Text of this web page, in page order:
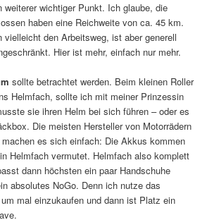
weiterer wichtiger Punkt. Ich glaube, die
haben eine Reichweite von ca. 45 km.
vielleicht den Arbeitsweg, ist aber generell
Hier ist mehr, einfach nur mehr.
sollte betrachtet werden. Beim kleinen Roller
Helmfach, sollte ich mit meiner Prinzessin
sie ihren Helm bei sich führen – oder es
Die meisten Hersteller von Motorrädern
es sich einfach: Die Akkus kommen
Helmfach vermutet. Helmfach also komplett
dann höchsten ein paar Handschuhe
absolutes NoGo. Denn ich nutze das
mal einzukaufen und dann ist Platz ein